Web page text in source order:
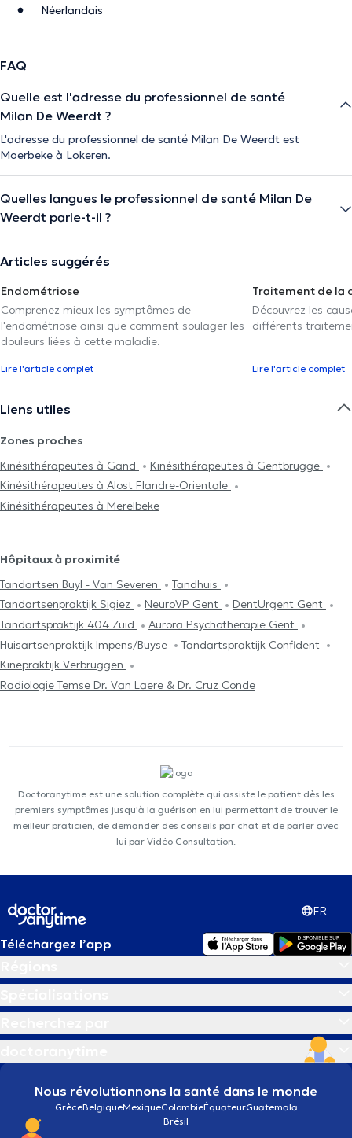
Néerlandais
FAQ
Quelle est l'adresse du professionnel de santé
Milan De Weerdt ?
L'adresse du professionnel de santé Milan De Weerdt est
Moerbeke à Lokeren.
Quelles langues le professionnel de santé Milan De
Weerdt parle-t-il ?
Articles suggérés
Endométriose
Comprenez mieux les symptômes de
l'endométriose ainsi que comment soulager les
douleurs liées à cette maladie.
Lire l'article complet
Traitement de la
Découvrez les
différents
Lire l'article complet
Liens utiles
Zones proches
Kinésithérapeutes à Gand
Kinésithérapeutes à Gentbrugge
Kinésithérapeutes à Alost Flandre-Orientale
Kinésithérapeutes à Merelbeke
Hôpitaux à proximité
Tandartsen Buyl - Van Severen
Tandhuis
Tandartsenpraktijk Sigiez
NeuroVP Gent
DentUrgent Gent
Tandartspraktijk 404 Zuid
Aurora Psychotherapie Gent
Huisartsenpraktijk Impens/Buyse
Tandartspraktijk Confident
Kinepraktijk Verbruggen
Radiologie Temse Dr. Van Laere & Dr. Cruz Conde
Doctoranytime est une solution complète qui assiste le patient dès les
premiers symptômes jusqu'à la guérison en lui permettant de trouver le
meilleur praticien, de demander des conseils par chat et de parler avec
lui par Vidéo Consultation.
FR
Téléchargez l’app
Nous révolutionnons la santé dans le monde
GrèceBelgiqueMexiqueColombieÉquateurGuatemala
Brésil